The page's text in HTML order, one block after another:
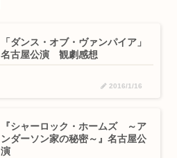
「ダンス・オブ・ヴァンパイア」
名古屋公演 観劇感想
2016/1/16
『シャーロック・ホームズ ～ア
ンダーソン家の秘密～』名古屋公
演